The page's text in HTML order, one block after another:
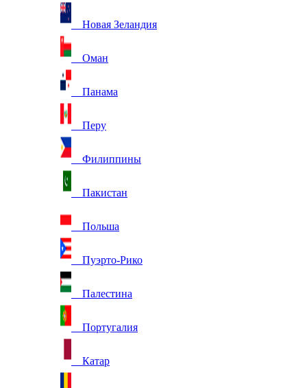
Новая Зеландия
Оман
Панама
Перу
Филиппины
Пакистан
Польша
Пуэрто-Рико
Палестина
Португалия
Катар